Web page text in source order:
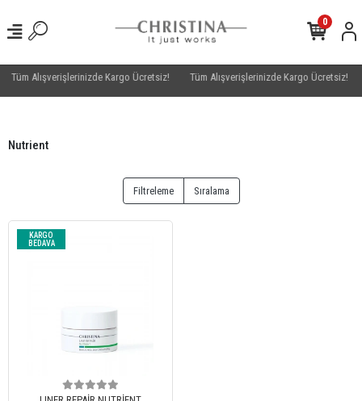
Tüm Alışverişlerinizde Kargo Ücretsiz! Tüm Alışverişlerinizde Kargo Ücretsiz!
0
Nutrient
Filtreleme Sıralama
KARGO
BEDAVA